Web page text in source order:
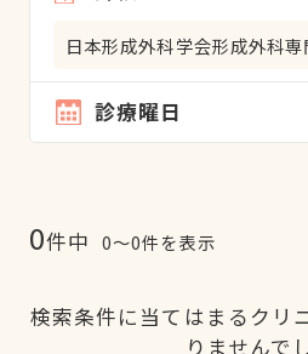
日本形成外科学会形成外科
診療曜日
0件中 0〜0件を表示
検索条件に当てはまるクリ
りませんで